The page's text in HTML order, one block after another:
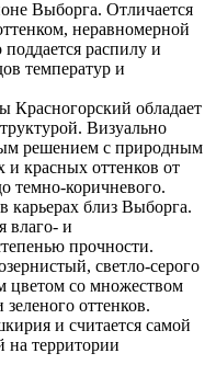
Выборга. Отличается
неравномерной
распилу и
температур и
Красногорский обладает
Визуально
решением с природным
красных оттенков от
темно-коричневого.
карьерах близ Выборга.
влаго- и
прочности.
светло-серого
цветом со множеством
оттенков.
и считается самой
на территории